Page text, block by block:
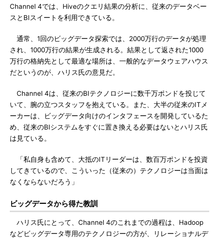
Channel 4では、Hiveのクエリ結果の分析に、従来のデータベー
スとBIスイートを利用できている。
通常、1回のビッグデータ探索では、2000万行のデータが処理
され、1000万行の結果が生成される。結果として返された1000
万行の格納先として最適な場所は、一般的なデータウェアハウス
だというのが、ハリス氏の意見だ。
Channel 4は、従来のBIテクノロジーに数千万ポンドを投じて
いて、腕の立つスタッフを抱えている。また、大半の従来のITメ
ーカーは、ビッグデータ向けのインタフェースを開発しているた
め、従来のBIシステムをすぐに置き換える必要はないとハリス氏
は見ている。
「私自身も含めて、大抵のITリーダーは、数百万ポンドを投資
してきているので、こういった（従来の）テクノロジーは当面は
なくならないだろう」
ビッグデータから得た教訓
ハリス氏にとって、Channel 4のこれまでの過程は、Hadoop
などビッグデータ専用のテクノロジーの方が、リレーショナルデ